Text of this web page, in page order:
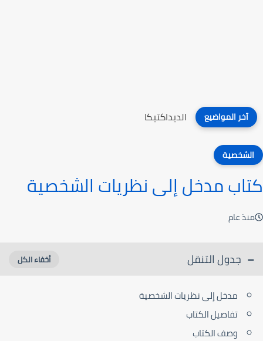
آخر المواضيع الديداكتيكا
الشخصية
كتاب مدخل إلى نظريات الشخصية‎
منذ عام
جدول التنقل
مدخل إلى نظريات الشخصية‎
تفاصيل الكتاب
وصف الكتاب